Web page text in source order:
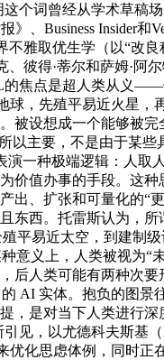
个词曾经从学术草稿
、Business Insider和
雅取优生学（以“改
彼得·蒂尔和萨姆·阿
焦点是超人类从义
球，先殖平易近火星
设想成一个能够被完
以主要，不是由于某
一种极端逻辑：人取
价值办事的手段。这
出、扩张和可量化的“
。托雷斯认为，所谓
易近太空，到建制级
意义上，人类被视为“
后人类可能有两种次
AI 实体。抱负的图景
，是对当下人类进行
，以尤德科夫斯基（
优化思虑体例，同时